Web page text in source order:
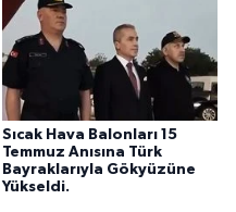
Sıcak Hava Balonları 15
Temmuz Anısına Türk
Bayraklarıyla Gökyüzüne
Yükseldi.